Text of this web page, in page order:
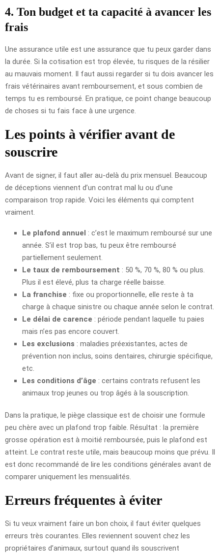
4. Ton budget et ta capacité à avancer les
frais
Une assurance utile est une assurance que tu peux garder dans
la durée. Si la cotisation est trop élevée, tu risques de la résilier
au mauvais moment. Il faut aussi regarder si tu dois avancer les
frais vétérinaires avant remboursement, et sous combien de
temps tu es remboursé. En pratique, ce point change beaucoup
de choses si tu fais face à une urgence.
Les points à vérifier avant de
souscrire
Avant de signer, il faut aller au-delà du prix mensuel. Beaucoup
de déceptions viennent d’un contrat mal lu ou d’une
comparaison trop rapide. Voici les éléments qui comptent
vraiment.
Le plafond annuel : c’est le maximum remboursé sur une
année. S’il est trop bas, tu peux être remboursé
partiellement seulement.
Le taux de remboursement : 50 %, 70 %, 80 % ou plus.
Plus il est élevé, plus ta charge réelle baisse.
La franchise : fixe ou proportionnelle, elle reste à ta
charge à chaque sinistre ou chaque année selon le contrat.
Le délai de carence : période pendant laquelle tu paies
mais n’es pas encore couvert.
Les exclusions : maladies préexistantes, actes de
prévention non inclus, soins dentaires, chirurgie spécifique,
etc.
Les conditions d’âge : certains contrats refusent les
animaux trop jeunes ou trop âgés à la souscription.
Dans la pratique, le piège classique est de choisir une formule
peu chère avec un plafond trop faible. Résultat : la première
grosse opération est à moitié remboursée, puis le plafond est
atteint. Le contrat reste utile, mais beaucoup moins que prévu. Il
est donc recommandé de lire les conditions générales avant de
comparer uniquement les mensualités.
Erreurs fréquentes à éviter
Si tu veux vraiment faire un bon choix, il faut éviter quelques
erreurs très courantes. Elles reviennent souvent chez les
propriétaires d’animaux, surtout quand ils souscrivent